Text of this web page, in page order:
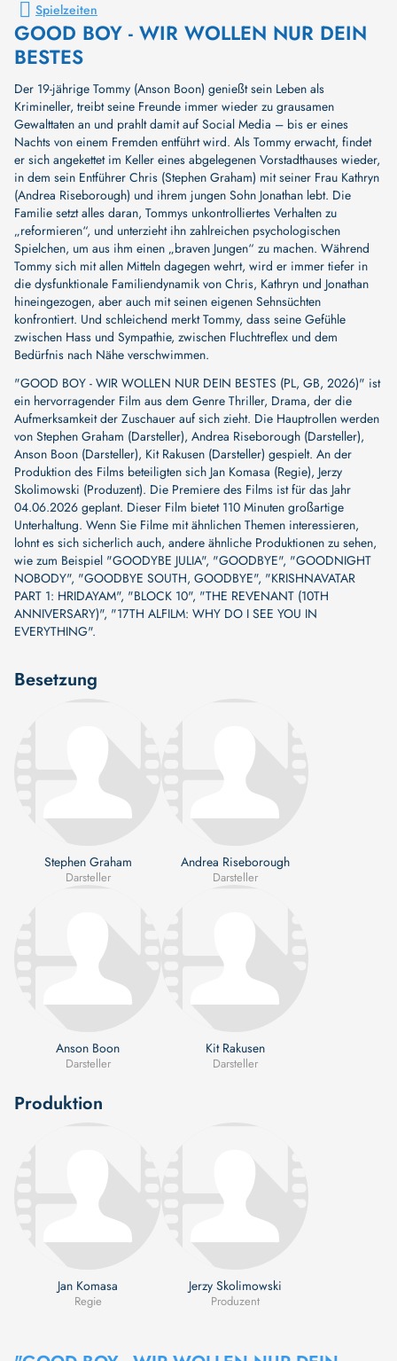
Spielzeiten
GOOD BOY - WIR WOLLEN NUR DEIN
BESTES
Der 19-jährige Tommy (Anson Boon) genießt sein Leben als
Krimineller, treibt seine Freunde immer wieder zu grausamen
Gewalttaten an und prahlt damit auf Social Media – bis er eines
Nachts von einem Fremden entführt wird. Als Tommy erwacht, findet
er sich angekettet im Keller eines abgelegenen Vorstadthauses wieder,
in dem sein Entführer Chris (Stephen Graham) mit seiner Frau Kathryn
(Andrea Riseborough) und ihrem jungen Sohn Jonathan lebt. Die
Familie setzt alles daran, Tommys unkontrolliertes Verhalten zu
„reformieren“, und unterzieht ihn zahlreichen psychologischen
Spielchen, um aus ihm einen „braven Jungen“ zu machen. Während
Tommy sich mit allen Mitteln dagegen wehrt, wird er immer tiefer in
die dysfunktionale Familiendynamik von Chris, Kathryn und Jonathan
hineingezogen, aber auch mit seinen eigenen Sehnsüchten
konfrontiert. Und schleichend merkt Tommy, dass seine Gefühle
zwischen Hass und Sympathie, zwischen Fluchtreflex und dem
Bedürfnis nach Nähe verschwimmen.
"GOOD BOY - WIR WOLLEN NUR DEIN BESTES (PL, GB, 2026)" ist
ein hervorragender Film aus dem Genre Thriller, Drama, der die
Aufmerksamkeit der Zuschauer auf sich zieht. Die Hauptrollen werden
von Stephen Graham (Darsteller), Andrea Riseborough (Darsteller),
Anson Boon (Darsteller), Kit Rakusen (Darsteller) gespielt. An der
Produktion des Films beteiligten sich Jan Komasa (Regie), Jerzy
Skolimowski (Produzent). Die Premiere des Films ist für das Jahr
04.06.2026 geplant. Dieser Film bietet 110 Minuten großartige
Unterhaltung. Wenn Sie Filme mit ähnlichen Themen interessieren,
lohnt es sich sicherlich auch, andere ähnliche Produktionen zu sehen,
wie zum Beispiel "GOODYBE JULIA", "GOODBYE", "GOODNIGHT
NOBODY", "GOODBYE SOUTH, GOODBYE", "KRISHNAVATAR
PART 1: HRIDAYAM", "BLOCK 10", "THE REVENANT (10TH
ANNIVERSARY)", "17TH ALFILM: WHY DO I SEE YOU IN
EVERYTHING".
Besetzung
Stephen Graham
Darsteller
Andrea Riseborough
Darsteller
Anson Boon
Darsteller
Kit Rakusen
Darsteller
Produktion
Jan Komasa
Regie
Jerzy Skolimowski
Produzent